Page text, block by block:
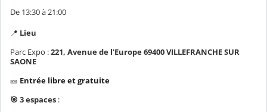
De 13:30à 21:00
📍 Lieu
Parc Expo :221, Avenue de l'Europe69400VILLEFRANCHE SUR
SAONE
🎫 Entrée libre et gratuite
🎯 3 espaces :